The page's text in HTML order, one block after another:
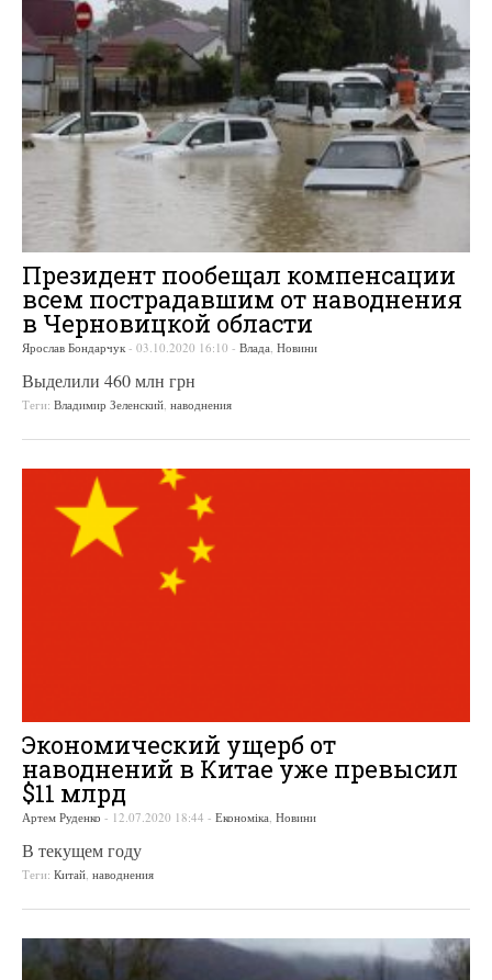
Президент пообещал компенсации
всем пострадавшим от наводнения
в Черновицкой области
Ярослав Бондарчук - 03.10.2020 16:10 - Влада Новини
Выделили 460 млн грн
Теги: Владимир Зеленский наводнения
Экономический ущерб от
наводнений в Китае уже превысил
$11 млрд
Артем Руденко - 12.07.2020 18:44 - Економіка Новини
В текущем году
Теги: Китай наводнения